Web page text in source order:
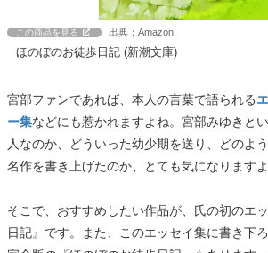
この商品を見る 出典：Amazon
ほのぼのお徒歩日記 (新潮文庫)
宮部ファンであれば、本人の言葉で語られる
ー集などにも惹かれますよね。宮部みゆきと
人なのか、どういった幼少期を送り、どのよ
名作を書き上げたのか、とても気になりますよ
そこで、おすすめしたい作品が、氏の初のエ
日記』です。また、このエッセイ集に書き下